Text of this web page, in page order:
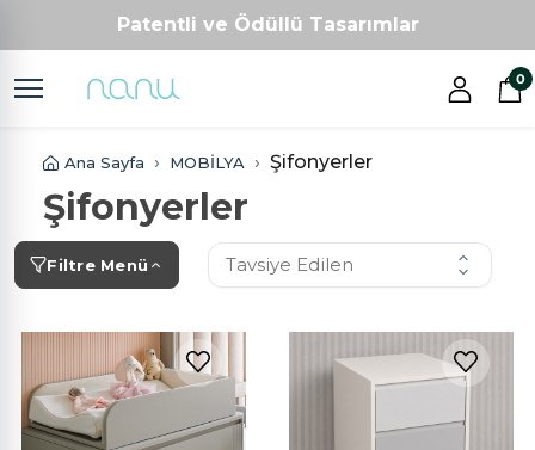
Patentli ve Ödüllü Tasarımlar
Kişiye Özel Üretim
Tam Hayalinizdeki Oda
Patentli ve Ödüllü Tasarımlar
Kişiye Özel Üretim
0
Ana Sayfa MOBİLYA Şifonyerler
Şifonyerler
Filtre Menü Tavsiye Edilen